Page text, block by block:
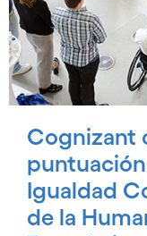
Cognizant
Igualdad
de la